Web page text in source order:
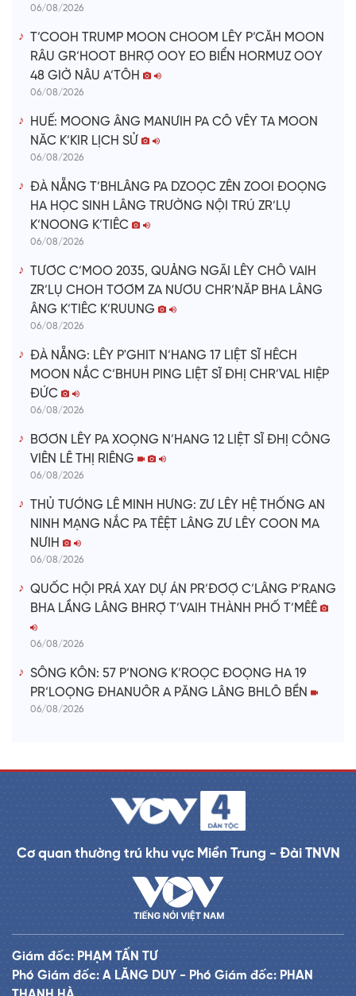
06/08/2026
T’COOH TRUMP MOON CHOOM LÊY P’CĂH MOON
RÂU GR’HOOT BHRỢ OOY EO BIỂN HORMUZ OOY
48 GIỜ NÂU A’TÔH
06/08/2026
HUẾ: MOONG ÂNG MANƯIH PA CÔ VÊY TA MOON
NĂC K’KIR LỊCH SỬ
06/08/2026
ĐÀ NẴNG T’BHLÂNG PA DZOỌC ZÊN ZOOI ĐOỌNG
HA HỌC SINH LÂNG TRƯỜNG NỘI TRÚ ZR’LỤ
K’NOONG K’TIÊC
06/08/2026
TƯƠC C’MOO 2035, QUẢNG NGÃI LÊY CHÔ VAIH
ZR’LỤ CHOH TƠƠM ZA NƯƠU CHR’NĂP BHA LÂNG
ÂNG K’TIÊC K’RUUNG
06/08/2026
ĐÀ NẴNG: LÊY P'GHIT N’HANG 17 LIỆT SĨ HÊCH
MOON NẮC C’BHUH PING LIỆT SĨ ĐHỊ CHR’VAL HIỆP
ĐỨC
06/08/2026
BƠƠN LÊY PA XOỌNG N’HANG 12 LIỆT SĨ ĐHỊ CÔNG
VIÊN LÊ THỊ RIÊNG
06/08/2026
THỦ TƯỚNG LÊ MINH HƯNG: ZƯ LÊY HỆ THỐNG AN
NINH MẠNG NẮC PA TÊỆT LÂNG ZƯ LÊY COON MA
NƯIH
06/08/2026
QUỐC HỘI PRÁ XAY DỰ ÁN PR’ĐƠỢ C’LÂNG P’RANG
BHA LẦNG LÂNG BHRỢ T’VAIH THÀNH PHỐ T’MÊÊ
06/08/2026
SÔNG KÔN: 57 P’NONG K’ROỌC ĐOỌNG HA 19
PR’LOỌNG ĐHANUÔR A PĂNG LÂNG BHLÔ BỀN
06/08/2026
Cơ quan thường trú khu vực Miền Trung - Đài TNVN
Giám đốc: PHẠM TẤN TƯ
Phó Giám đốc: A LĂNG DUY - Phó Giám đốc: PHAN